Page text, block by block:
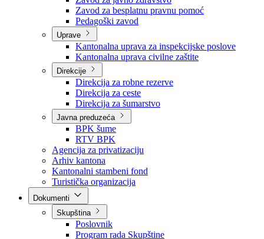
Zavodi
Zavod zdravstvenog osiguranja
Zavod za javno zdravstvo
Zavod za besplatnu pravnu pomoć
Pedagoški zavod
Uprave
Kantonalna uprava za inspekcijske poslove
Kantonalna uprava civilne zaštite
Direkcije
Direkcija za robne rezerve
Direkcija za ceste
Direkcija za šumarstvo
Javna preduzeća
BPK šume
RTV BPK
Agencija za privatizaciju
Arhiv kantona
Kantonalni stambeni fond
Turistička organizacija